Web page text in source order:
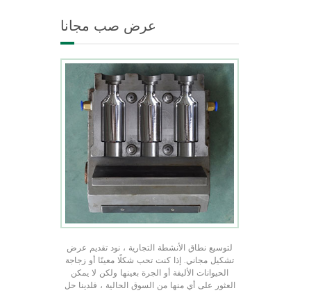
الأحجام ندرك منتجك الفريد منعرض صب مجانا
لتوسيع نطاق الأنشطة التجارية ، نود تقديم عرض
تشكيل مجاني. إذا كنت تحب شكلًا معينًا أو زجاجة
الحيوانات الأليفة أو الجرة بعينها ولكن لا يمكن
العثور على أي منها من السوق الحالية ، فلدينا حل